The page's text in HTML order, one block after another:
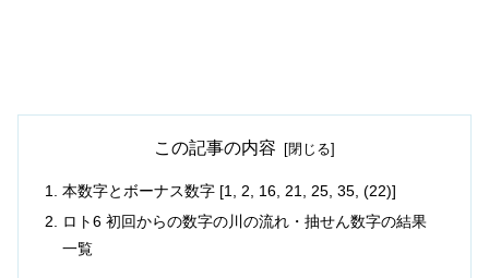
この記事の内容
本数字とボーナス数字 [1, 2, 16, 21, 25, 35, (22)]
ロト6 初回からの数字の川の流れ・抽せん数字の結果
一覧